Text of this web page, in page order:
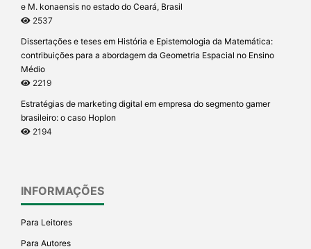
e M. konaensis no estado do Ceará, Brasil
2537
Dissertações e teses em História e Epistemologia da Matemática:
contribuições para a abordagem da Geometria Espacial no Ensino
Médio
2219
Estratégias de marketing digital em empresa do segmento gamer
brasileiro: o caso Hoplon
2194
INFORMAÇÕES
Para Leitores
Para Autores